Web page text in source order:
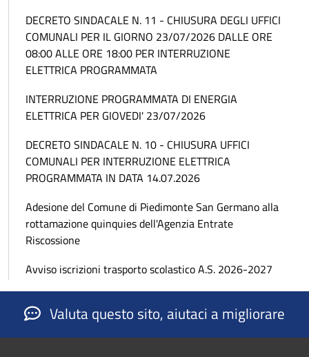
DECRETO SINDACALE N. 11 - CHIUSURA DEGLI UFFICI
COMUNALI PER IL GIORNO 23/07/2026 DALLE ORE
08:00 ALLE ORE 18:00 PER INTERRUZIONE
ELETTRICA PROGRAMMATA
INTERRUZIONE PROGRAMMATA DI ENERGIA
ELETTRICA PER GIOVEDI' 23/07/2026
DECRETO SINDACALE N. 10 - CHIUSURA UFFICI
COMUNALI PER INTERRUZIONE ELETTRICA
PROGRAMMATA IN DATA 14.07.2026
Adesione del Comune di Piedimonte San Germano alla
rottamazione quinquies dell'Agenzia Entrate
Riscossione
Avviso iscrizioni trasporto scolastico A.S. 2026-2027
Valuta questo sito, aiutaci a migliorare